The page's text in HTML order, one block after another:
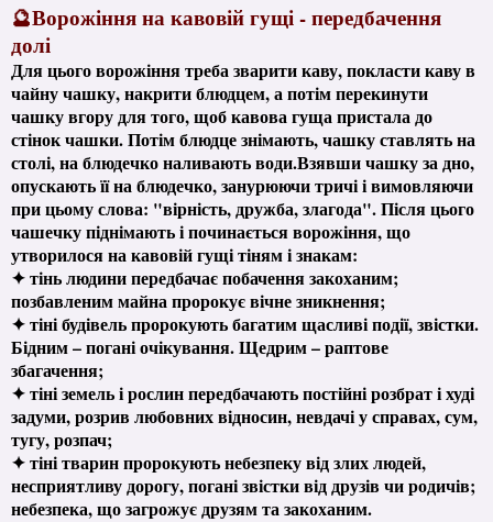
🔮Ворожіння на кавовій гущі - передбачення
долі
Для цього ворожіння треба зварити каву, покласти каву в
чайну чашку, накрити блюдцем, а потім перекинути
чашку вгору для того, щоб кавова гуща пристала до
стінок чашки. Потім блюдце знімають, чашку ставлять на
столі, на блюдечко наливають води.Взявши чашку за дно,
опускають її на блюдечко, занурюючи тричі і вимовляючи
при цьому слова: "вірність, дружба, злагода". Після цього
чашечку піднімають і починається ворожіння, що
утворилося на кавовій гущі тіням і знакам:
✦ тінь людини передбачає побачення закоханим;
позбавленим майна пророкує вічне зникнення;
✦ тіні будівель пророкують багатим щасливі події, звістки.
Бідним – погані очікування. Щедрим – раптове
збагачення;
✦ тіні земель і рослин передбачають постійні розбрат і худі
задуми, розрив любовних відносин, невдачі у справах, сум,
тугу, розпач;
✦ тіні тварин пророкують небезпеку від злих людей,
несприятливу дорогу, погані звістки від друзів чи родичів;
небезпека, що загрожує друзям та закоханим.